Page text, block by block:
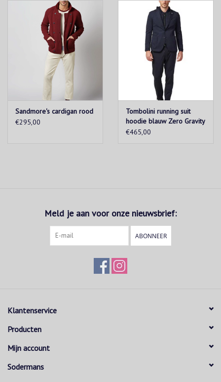
Sandmore's cardigan rood
€295,00
Tombolini running suit
hoodie blauw Zero Gravity
€465,00
Meld je aan voor onze nieuwsbrief:
ABONNEER
Klantenservice
Producten
Mijn account
Sodermans